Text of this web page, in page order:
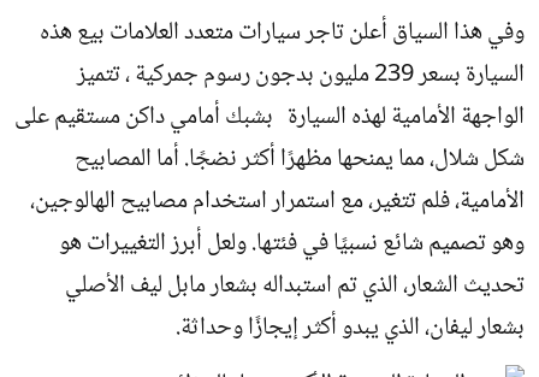
وفي هذا السياق أعلن تاجر سيارات متعدد العلامات بيع هذه
السيارة بسعر 239 مليون بدجون رسوم جمركية ، تتميز
الواجهة الأمامية لهذه السيارة بشبك أمامي داكن مستقيم على
شكل شلال، مما يمنحها مظهرًا أكثر نضجًا. أما المصابيح
الأمامية، فلم تتغير، مع استمرار استخدام مصابيح الهالوجين،
وهو تصميم شائع نسبيًا في فئتها. ولعل أبرز التغييرات هو
تحديث الشعار، الذي تم استبداله بشعار مابل ليف الأصلي
بشعار ليفان، الذي يبدو أكثر إيجازًا وحداثة.